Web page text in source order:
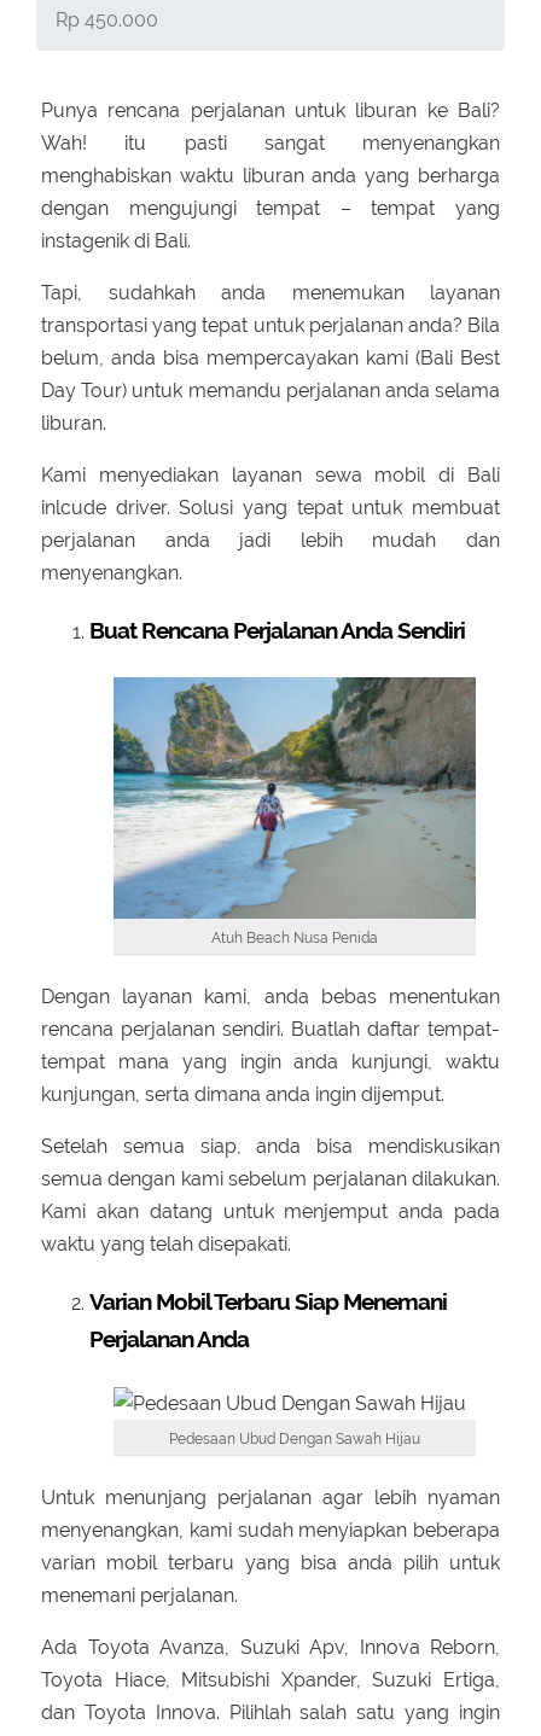
Rp 450.000
Punya rencana perjalanan untuk liburan ke Bali?
Wah! itu pasti sangat menyenangkan
menghabiskan waktu liburan anda yang berharga
dengan mengujungi tempat – tempat yang
instagenik di Bali.
Tapi, sudahkah anda menemukan layanan
transportasi yang tepat untuk perjalanan anda? Bila
belum, anda bisa mempercayakan kami (Bali Best
Day Tour) untuk memandu perjalanan anda selama
liburan.
Kami menyediakan layanan sewa mobil di Bali
inlcude driver. Solusi yang tepat untuk membuat
perjalanan anda jadi lebih mudah dan
menyenangkan.
Buat Rencana Perjalanan Anda Sendiri
Atuh Beach Nusa Penida
Dengan layanan kami, anda bebas menentukan
rencana perjalanan sendiri. Buatlah daftar tempat-
tempat mana yang ingin anda kunjungi, waktu
kunjungan, serta dimana anda ingin dijemput.
Setelah semua siap, anda bisa mendiskusikan
semua dengan kami sebelum perjalanan dilakukan.
Kami akan datang untuk menjemput anda pada
waktu yang telah disepakati.
Varian Mobil Terbaru Siap Menemani
Perjalanan Anda
Pedesaan Ubud Dengan Sawah Hijau
Untuk menunjang perjalanan agar lebih nyaman
menyenangkan, kami sudah menyiapkan beberapa
varian mobil terbaru yang bisa anda pilih untuk
menemani perjalanan.
Ada Toyota Avanza, Suzuki Apv, Innova Reborn,
Toyota Hiace, Mitsubishi Xpander, Suzuki Ertiga,
dan Toyota Innova. Pilihlah salah satu yang ingin